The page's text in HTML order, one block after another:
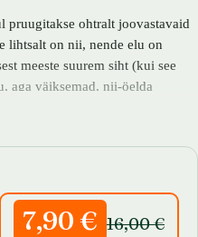
pruugitakse ohtralt joovastavaid
lihtsalt on nii, nende elu on
meeste suurem siht (kui see
aga väiksemad, nii-öelda
ning koos sellega ka
tegelane, seesama Kallio
lõhnade ja tabamatult
7,90 € 16,00 €